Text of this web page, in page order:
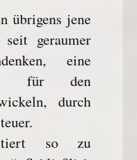
übrigens jene
geraumer
eine
für den
durch
so zu